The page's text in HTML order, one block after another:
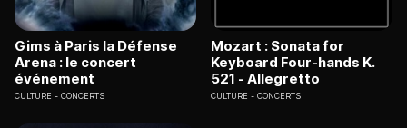
Gims à Paris la Défense
Arena : le concert
événement
CULTURE CONCERTS
Mozart : Sonata for
Keyboard Four-hands K.
521 - Allegretto
CULTURE CONCERTS